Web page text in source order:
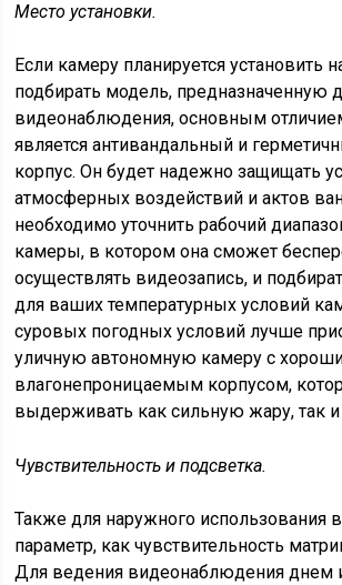
Место установки.
Если камеру планируется установить
подбирать модель, предназначенную
видеонаблюдения, основным
является антивандальный и
корпус. Он будет надежно защищать
атмосферных воздействий и актов
необходимо уточнить рабочий
камеры, в котором она сможет
осуществлять видеозапись, и
для ваших температурных условий
суровых погодных условий лучше
уличную автономную камеру с
влагонепроницаемым корпусом,
выдерживать как сильную жару, так
Чувствительность и подсветка.
Также для наружного использования
параметр, как чувствительность
Для ведения видеонаблюдения днем